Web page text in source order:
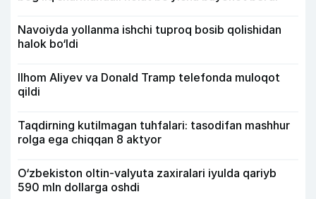
Navoiyda yollanma ishchi tuproq bosib qolishidan
halok bo‘ldi
Ilhom Aliyev va Donald Tramp telefonda muloqot
qildi
Taqdirning kutilmagan tuhfalari: tasodifan mashhur
rolga ega chiqqan 8 aktyor
O‘zbekiston oltin-valyuta zaxiralari iyulda qariyb
590 mln dollarga oshdi